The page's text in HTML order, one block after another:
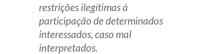
restrições ilegítimas à
participação de determinados
interessados, caso mal
interpretados.